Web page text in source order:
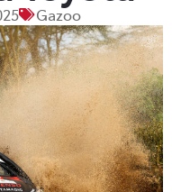
Gazoo